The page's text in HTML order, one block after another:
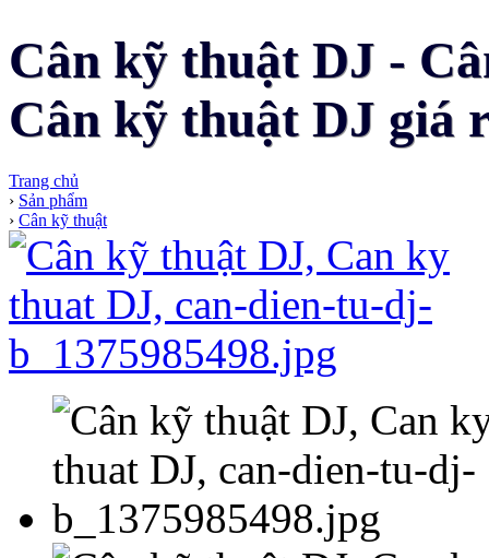
Cân kỹ thuật DJ -
Cân kỹ thuật DJ giá
Trang chủ
› Sản phẩm
› Cân kỹ thuật